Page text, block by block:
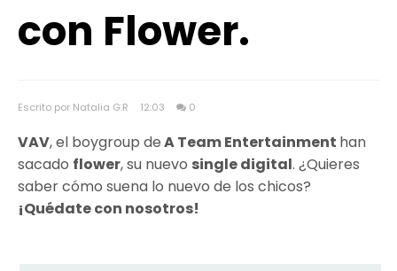
con Flower.
Escrito por Natalia G.R 12:03 0
VAV, el boygroup deA Team Entertainment han
sacado flower, su nuevo single digital. ¿Quieres
saber cómo suena lo nuevo de los chicos?
¡Quédate con nosotros!